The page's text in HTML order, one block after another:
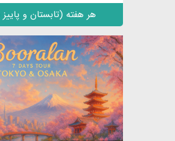
هر هفته (تابستان و پاییز 1405)
مشاهده